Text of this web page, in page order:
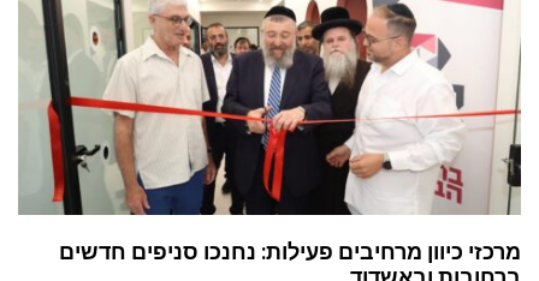
מרכזי כיוון מרחיבים פעילות: נחנכו סניפים חדשים